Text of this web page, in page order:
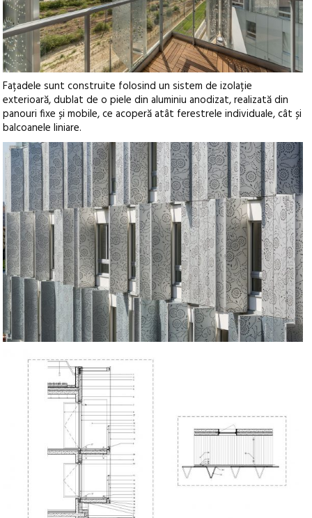
Fațadele sunt construite folosind un sistem de izolație
exterioară, dublat de o piele din aluminiu anodizat, realizată din
panouri fixe și mobile, ce acoperă atât ferestrele individuale, cât și
balcoanele liniare.